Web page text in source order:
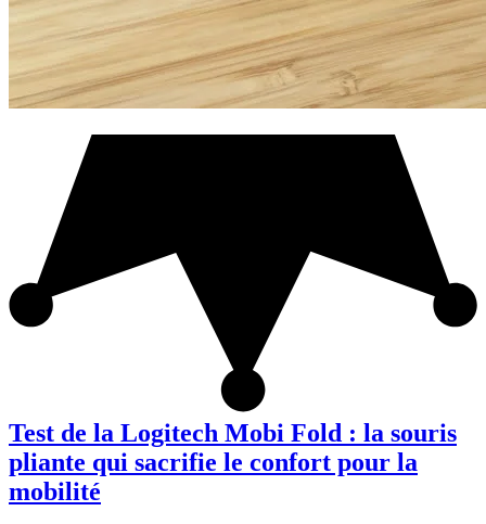
Test de la Logitech Mobi Fold : la souris
pliante qui sacrifie le confort pour la
mobilité